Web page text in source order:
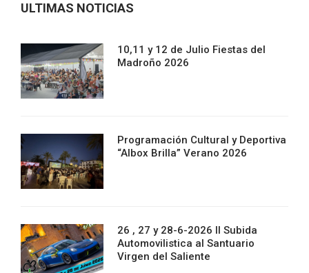
ULTIMAS NOTICIAS
10,11 y 12 de Julio Fiestas del
Madroño 2026
Programación Cultural y Deportiva
“Albox Brilla” Verano 2026
26 , 27 y 28-6-2026 II Subida
Automovilistica al Santuario
Virgen del Saliente